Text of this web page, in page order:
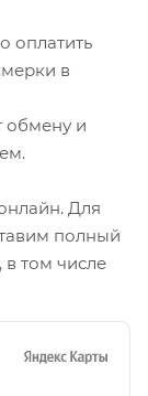
оплатить
в
обмену и
Для
полный
в том числе